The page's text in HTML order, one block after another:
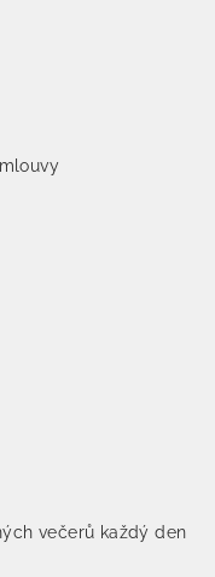
večerů každý den